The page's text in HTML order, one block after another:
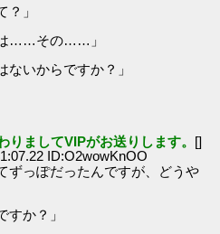
」
は……その……」
いからですか？」
りましてVIPがお送りします。 []
ID:O2wowKnOO
っぽだったんですが、どうや
すか？」